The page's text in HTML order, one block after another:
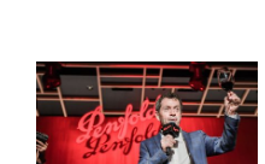
奔富「珍藏系
列」新年份璀